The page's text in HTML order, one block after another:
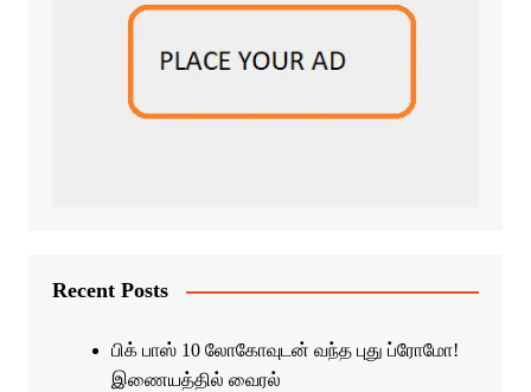
Recent Posts
பிக் பாஸ் 10 லோகோவுடன் வந்த புது ப்ரோமோ!
இணையத்தில் வைரல்